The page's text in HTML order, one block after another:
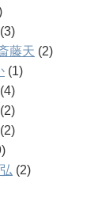
(3)
藤天 (2)
(1)
(4)
(2)
(2)
(2)